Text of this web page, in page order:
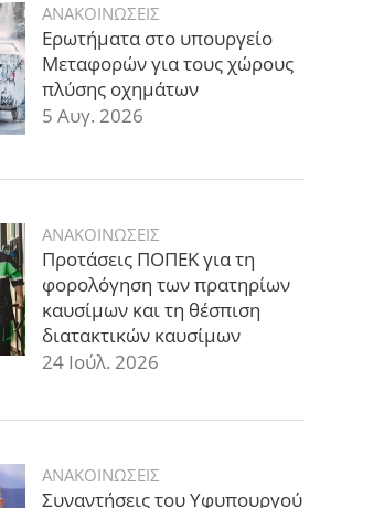
ΑΝΑΚΟΙΝΩΣΕΙΣ
Ερωτήματα στο υπουργείο
Μεταφορών για τους χώρους
πλύσης οχημάτων
5 Αυγ. 2026
ΑΝΑΚΟΙΝΩΣΕΙΣ
Προτάσεις ΠΟΠΕΚ για τη
φορολόγηση των πρατηρίων
καυσίμων και τη θέσπιση
διατακτικών καυσίμων
24 Ιούλ. 2026
ΑΝΑΚΟΙΝΩΣΕΙΣ
Συναντήσεις του Υφυπουργού